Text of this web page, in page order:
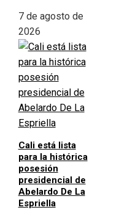
7 de agosto de
2026
Cali está lista
para la histórica
posesión
presidencial de
Abelardo De La
Espriella